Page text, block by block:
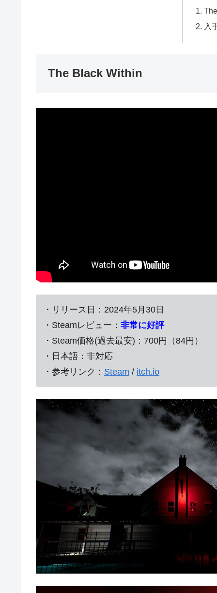
入
The Black Within
・リリース日：2024年5月30日
・Steamレビュー： 非常に好評
・Steam価格(過去最安)：700円（84円）
・日本語：非対応
・参考リンク： Steam / itch.io